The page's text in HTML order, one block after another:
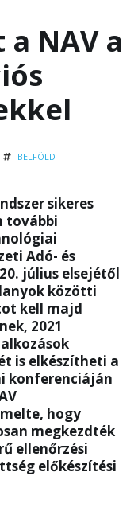
NAV a
BELFÖLD
sikeres
további
Adó- és
július elsejétől
közötti
kell majd
2021
is elkészítheti a
konferenciáján
hogy
megkezdték
ellenőrzési
előkészítési